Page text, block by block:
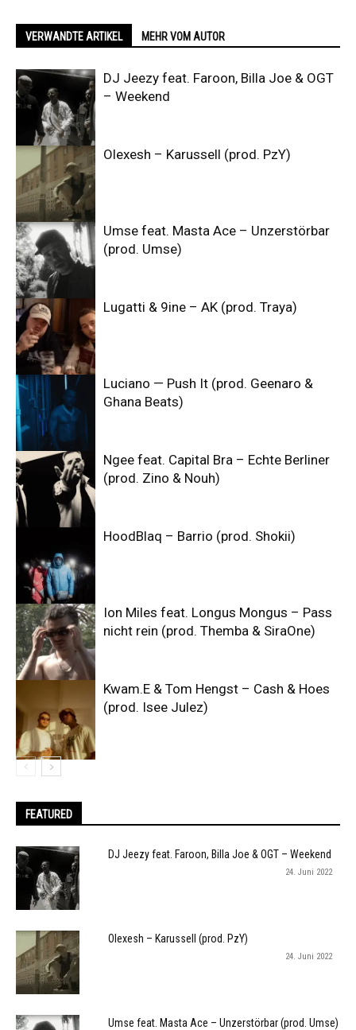
VERWANDTE ARTIKEL MEHR VOM AUTOR
DJ Jeezy feat. Faroon, Billa Joe & OGT
– Weekend
Olexesh – Karussell (prod. PzY)
Umse feat. Masta Ace – Unzerstörbar
(prod. Umse)
Lugatti & 9ine – AK (prod. Traya)
Luciano — Push It (prod. Geenaro &
Ghana Beats)
Ngee feat. Capital Bra – Echte Berliner
(prod. Zino & Nouh)
HoodBlaq – Barrio (prod. Shokii)
Ion Miles feat. Longus Mongus – Pass
nicht rein (prod. Themba & SiraOne)
Kwam.E & Tom Hengst – Cash & Hoes
(prod. Isee Julez)
FEATURED
DJ Jeezy feat. Faroon, Billa Joe & OGT – Weekend
24. Juni 2022
Olexesh – Karussell (prod. PzY)
24. Juni 2022
Umse feat. Masta Ace – Unzerstörbar (prod. Umse)